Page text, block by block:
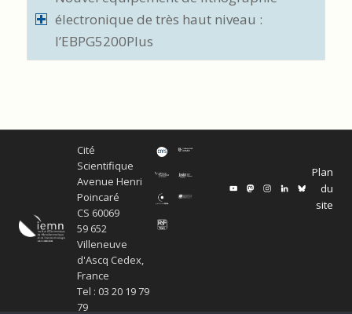
électronique de très haut niveau :
l’EBPG5200Plus
Cité
Scientifique
Avenue Henri
Poincaré
CS 60069
59 652
Villeneuve
d'Ascq Cedex,
France
Tel : 03 20 19 79
79
Plan
du
site